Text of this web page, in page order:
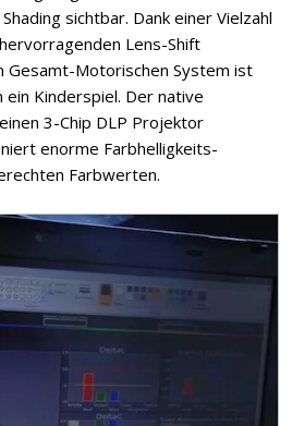
sichtbar. Dank einer Vielzahl
Lens-Shift
Gesamt-Motorischen System ist
Kinderspiel. Der native
3-Chip DLP Projektor
enorme Farbhelligkeits-
Farbwerten.